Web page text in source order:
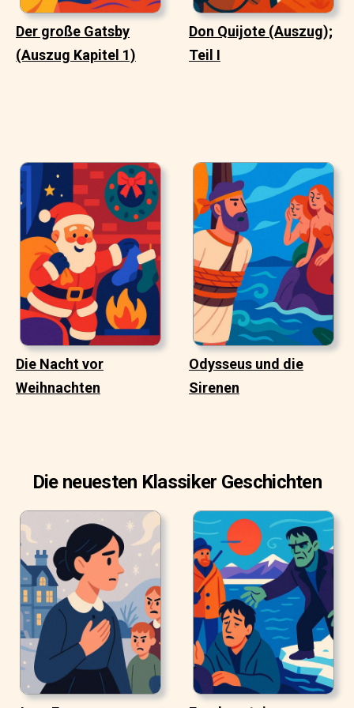
Der große Gatsby
(Auszug Kapitel 1)
Don Quijote (Auszug);
Teil I
Die Nacht vor
Weihnachten
Odysseus und die
Sirenen
Die neuesten Klassiker Geschichten